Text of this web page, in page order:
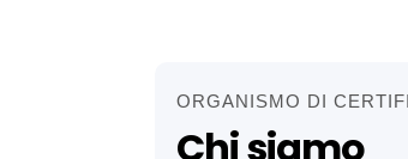
ORGANISMO DI
Chi siamo